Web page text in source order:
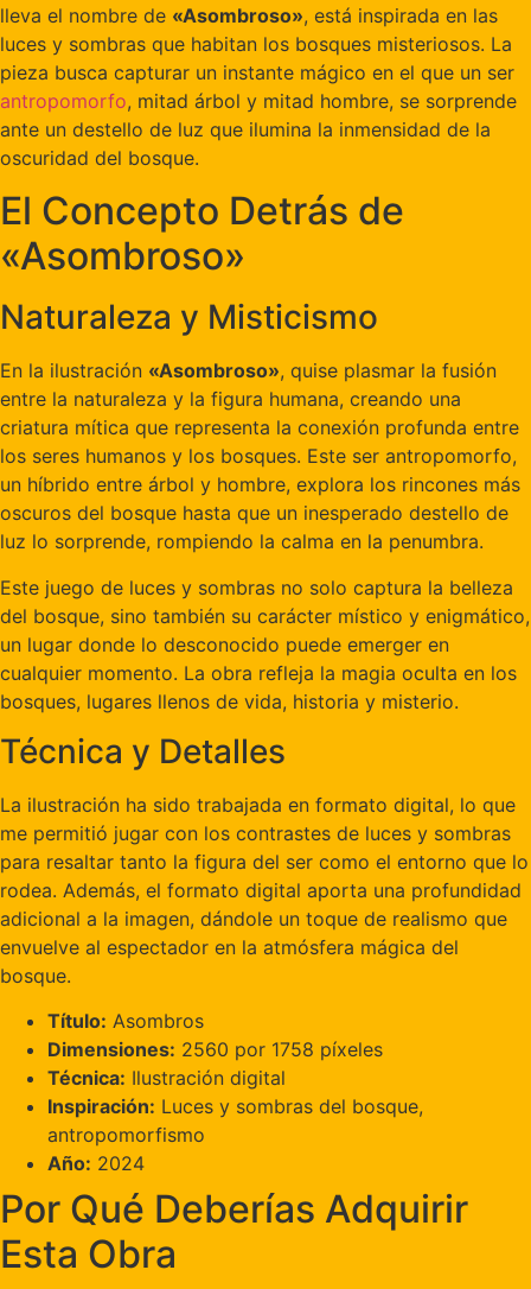
lleva el nombre de «Asombroso», está inspirada en las
luces y sombras que habitan los bosques misteriosos. La
pieza busca capturar un instante mágico en el que un ser
antropomorfo, mitad árbol y mitad hombre, se sorprende
ante un destello de luz que ilumina la inmensidad de la
oscuridad del bosque.
El Concepto Detrás de
«Asombroso»
Naturaleza y Misticismo
En la ilustración «Asombroso», quise plasmar la fusión
entre la naturaleza y la figura humana, creando una
criatura mítica que representa la conexión profunda entre
los seres humanos y los bosques. Este ser antropomorfo,
un híbrido entre árbol y hombre, explora los rincones más
oscuros del bosque hasta que un inesperado destello de
luz lo sorprende, rompiendo la calma en la penumbra.
Este juego de luces y sombras no solo captura la belleza
del bosque, sino también su carácter místico y enigmático,
un lugar donde lo desconocido puede emerger en
cualquier momento. La obra refleja la magia oculta en los
bosques, lugares llenos de vida, historia y misterio.
Técnica y Detalles
La ilustración ha sido trabajada en formato digital, lo que
me permitió jugar con los contrastes de luces y sombras
para resaltar tanto la figura del ser como el entorno que lo
rodea. Además, el formato digital aporta una profundidad
adicional a la imagen, dándole un toque de realismo que
envuelve al espectador en la atmósfera mágica del
bosque.
Título: Asombros
Dimensiones: 2560 por 1758 píxeles
Técnica: Ilustración digital
Inspiración: Luces y sombras del bosque,
antropomorfismo
Año: 2024
Por Qué Deberías Adquirir
Esta Obra